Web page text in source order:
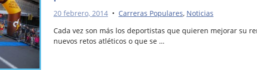
20 febrero, 2014• Carreras Populares, Noticias
Cada vez son más los deportistas que quieren mejorar su
nuevos retos atléticos o que se …